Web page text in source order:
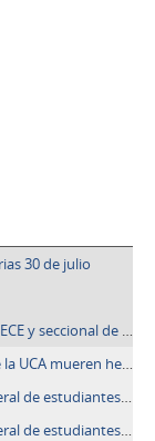
30 de julio
de ingeniería
heroicamente el 8 de mayo
homenaje a compañeros caídos el 8 de mayo de 1979
a compañeros caídos el 8 de mayo de 1979, La Cronica